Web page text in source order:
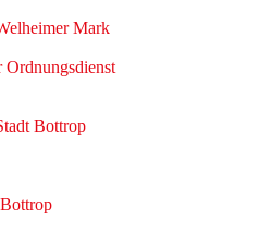
Mark
Bottrop